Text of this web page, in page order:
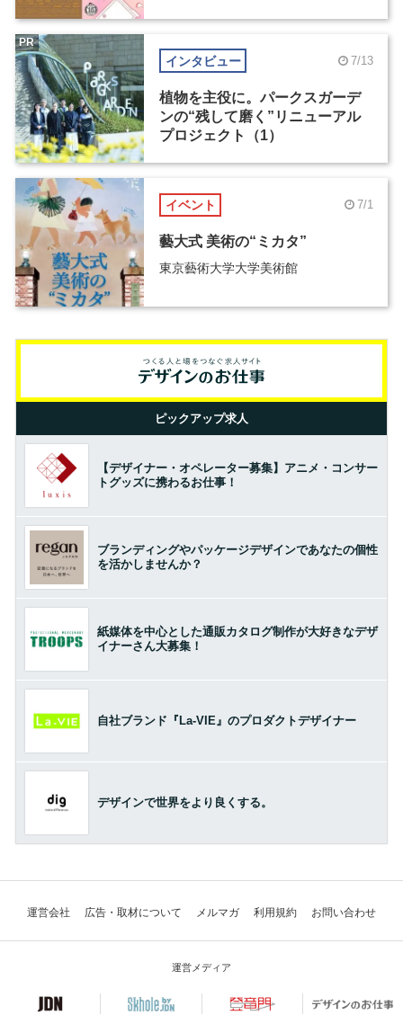
インタビュー 7/13
植物を主役に。パークスガーデ
ンの“残して磨く”リニューアル
プロジェクト（1）
PR
イベント 7/1
藝大式 美術の“ミカタ”
東京藝術大学大学美術館
ピックアップ求人
【デザイナー・オペレーター募集】アニメ・コンサー
トグッズに携わるお仕事！
ブランディングやパッケージデザインであなたの個性
を活かしませんか？
紙媒体を中心とした通販カタログ制作が大好きなデザ
イナーさん大募集！
自社ブランド『La-VIE』のプロダクトデザイナー
デザインで世界をより良くする。
運営会社 広告・取材について メルマガ 利用規約 お問い合わせ
運営メディア